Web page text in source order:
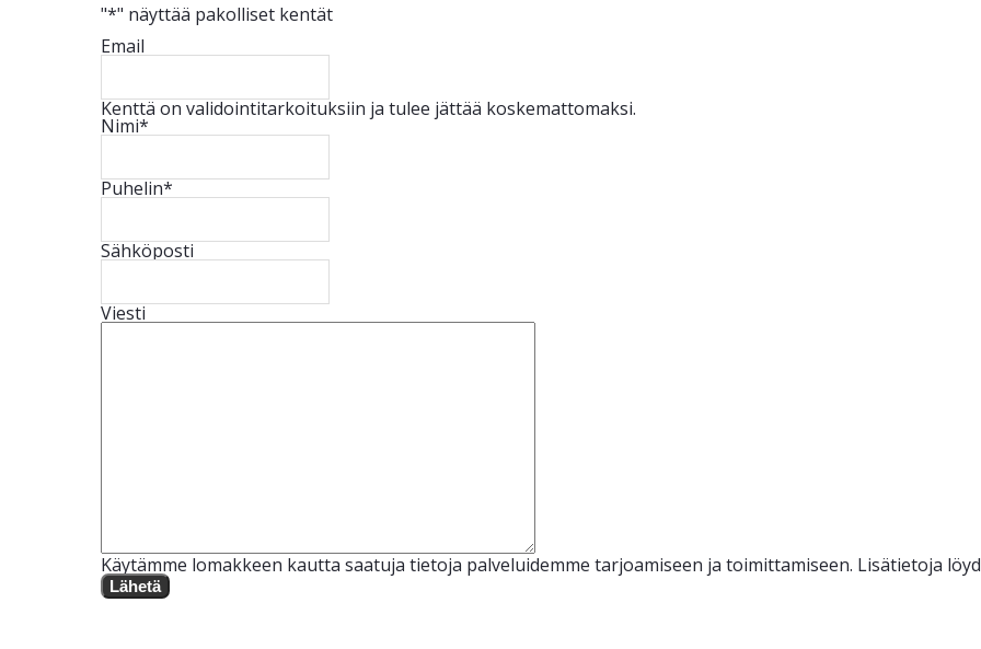
"*" näyttää pakolliset kentät
Email
Kenttä on validointitarkoituksiin ja tulee jättää koskemattomaksi.
Nimi*
Puhelin*
Sähköposti
Viesti
Käytämme lomakkeen kautta saatuja tietoja palveluidemme tarjoamiseen ja toimittamiseen. Lisätietoja
Lähetä